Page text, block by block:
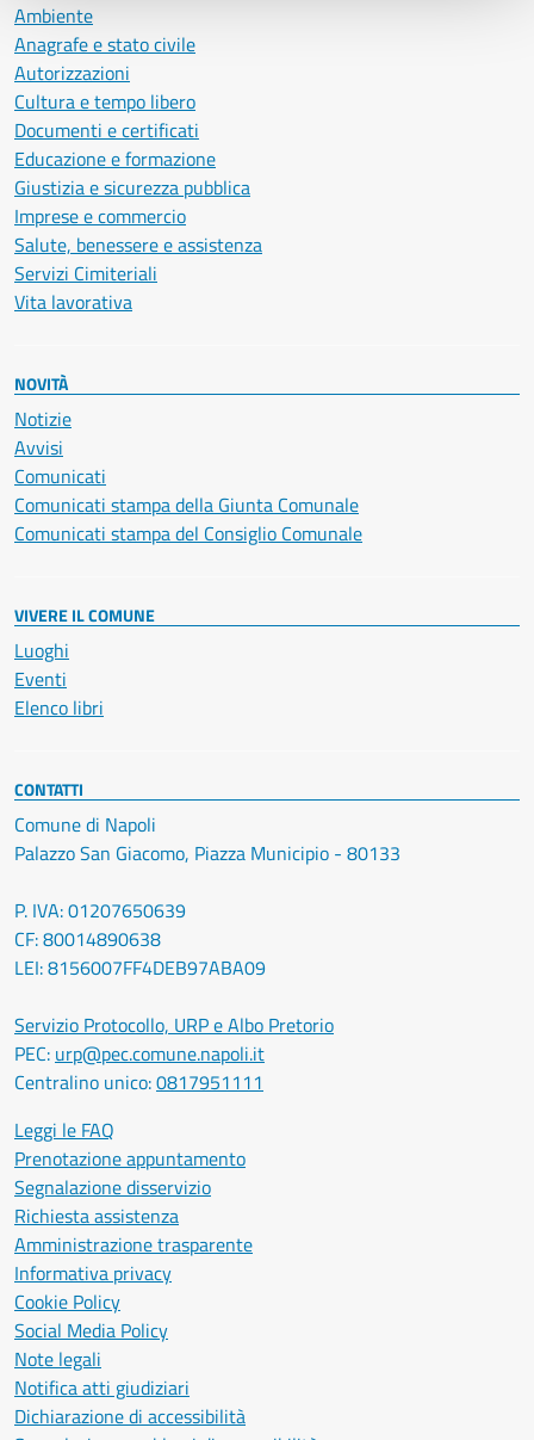
Ambiente
Anagrafe e stato civile
Autorizzazioni
Cultura e tempo libero
Documenti e certificati
Educazione e formazione
Giustizia e sicurezza pubblica
Imprese e commercio
Salute, benessere e assistenza
Servizi Cimiteriali
Vita lavorativa
NOVITÀ
Notizie
Avvisi
Comunicati
Comunicati stampa della Giunta Comunale
Comunicati stampa del Consiglio Comunale
VIVERE IL COMUNE
Luoghi
Eventi
Elenco libri
CONTATTI
Comune di Napoli
Palazzo San Giacomo, Piazza Municipio - 80133
P. IVA: 01207650639
CF: 80014890638
LEI: 8156007FF4DEB97ABA09
Servizio Protocollo, URP e Albo Pretorio
PEC: urp@pec.comune.napoli.it
Centralino unico:0817951111
Leggi le FAQ
Prenotazione appuntamento
Segnalazione disservizio
Richiesta assistenza
Amministrazione trasparente
Informativa privacy
Cookie Policy
Social Media Policy
Note legali
Notifica atti giudiziari
Dichiarazione di accessibilità